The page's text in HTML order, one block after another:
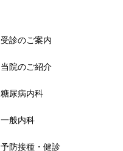
受診のご案内
当院のご紹介
糖尿病内科
一般内科
予防接種・健診